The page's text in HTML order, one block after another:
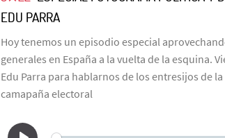
EDU PARRA
Hoy tenemos un episodio especial
generales en España a la vuelta de la esquina.
Edu Parra para hablarnos de los entresijos de
camapaña electoral